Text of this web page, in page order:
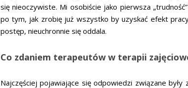
się nieoczywiste. Mi osobiście jako pierwsza
po tym, jak zrobię już wszystko by uzyskać efekt
postęp, nieuchronnie się oddala.
Co zdaniem terapeutów w terapii
Najczęściej pojawiające się odpowiedzi związane